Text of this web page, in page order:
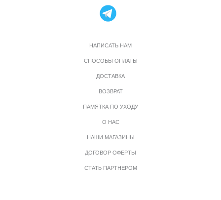
НАПИСАТЬ НАМ
СПОСОБЫ ОПЛАТЫ
ДОСТАВКА
ВОЗВРАТ
ПАМЯТКА ПО УХОДУ
О НАС
НАШИ МАГАЗИНЫ
ДОГОВОР ОФЕРТЫ
СТАТЬ ПАРТНЕРОМ